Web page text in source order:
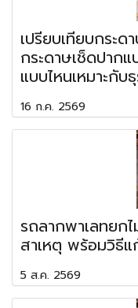
เปรียบเทียบกระ
กระดาษเช็ดปาก
แบบไหนเหมาะกั
16 ก.ค. 2569
รถลากพาเลทยก
สาเหตุ พร้อมวิธี
5 ส.ค. 2569